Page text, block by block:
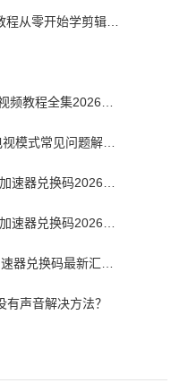
pr视频剪辑教程新手入门从零开始-pr教程从零开始学剪辑全集免费
switch电视模式怎么调节音量-switch电视模式常见问题解决方案
声音解决方法？